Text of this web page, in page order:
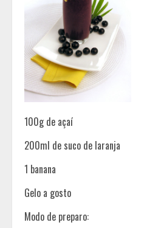
100g de açaí
200ml de suco de laranja
1 banana
Gelo a gosto
Modo de preparo: